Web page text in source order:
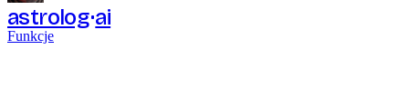
astrolog ai
Funkcje